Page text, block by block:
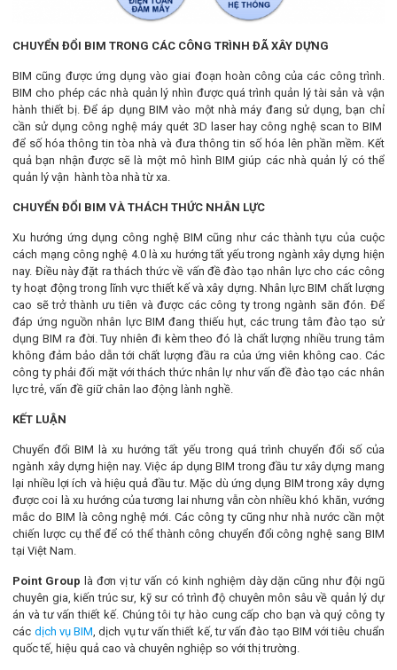
CHUYỂN ĐỔI BIM TRONG CÁC CÔNG TRÌNH ĐÃ XÂY DỰNG
BIM cũng được ứng dụng vào giai đoạn hoàn công của các công trình.
BIM cho phép các nhà quản lý nhìn được quá trình quản lý tài sản và vận
hành thiết bị. Để áp dụng BIM vào một nhà máy đang sử dụng, bạn chỉ
cần sử dụng công nghệ máy quét 3D laser hay công nghệ scan to BIM
để số hóa thông tin tòa nhà và đưa thông tin số hóa lên phần mềm. Kết
quả bạn nhận được sẽ là một mô hình BIM giúp các nhà quản lý có thể
quản lý vận hành tòa nhà từ xa.
CHUYỂN ĐỔI BIM VÀ THÁCH THỨC NHÂN LỰC
Xu hướng ứng dụng công nghệ BIM cũng như các thành tựu của cuộc
cách mạng công nghệ 4.0 là xu hướng tất yếu trong ngành xây dựng hiện
nay. Điều này đặt ra thách thức về vấn đề đào tạo nhân lực cho các công
ty hoạt động trong lĩnh vực thiết kế và xây dựng. Nhân lực BIM chất lượng
cao sẽ trở thành ưu tiên và được các công ty trong ngành săn đón. Để
đáp ứng nguồn nhân lực BIM đang thiếu hụt, các trung tâm đào tạo sử
dụng BIM ra đời. Tuy nhiên đi kèm theo đó là chất lượng nhiều trung tâm
không đảm bảo dẫn tới chất lượng đầu ra của ứng viên không cao. Các
công ty phải đối mặt với thách thức nhân lự như vấn đề đào tạo các nhân
lực trẻ, vấn đề giữ chân lao động lành nghề.
KẾT LUẬN
Chuyển đổi BIM là xu hướng tất yếu trong quá trình chuyển đổi số của
ngành xây dựng hiện nay. Việc áp dụng BIM trong đầu tư xây dựng mang
lại nhiều lợi ích và hiệu quả đầu tư. Mặc dù ứng dụng BIM trong xây dựng
được coi là xu hướng của tương lai nhưng vẫn còn nhiều khó khăn, vướng
mắc do BIM là công nghệ mới. Các công ty cũng như nhà nước cần một
chiến lược cụ thể để có thể thành công chuyển đổi công nghệ sang BIM
tại Việt Nam.
Point Group là đơn vị tư vấn có kinh nghiệm dày dặn cũng như đội ngũ
chuyên gia, kiến trúc sư, kỹ sư có trình độ chuyên môn sâu về quản lý dự
án và tư vấn thiết kế. Chúng tôi tự hào cung cấp cho bạn và quý công ty
các dịch vụ BIM, dịch vụ tư vấn thiết kế, tư vấn đào tạo BIM với tiêu chuẩn
quốc tế, hiệu quả cao và chuyên nghiệp so với thị trường.